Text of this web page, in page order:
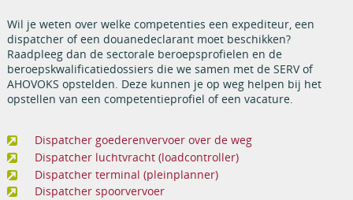
Wil je weten over welke competenties een expediteur, een
dispatcher of een douanedeclarant moet beschikken?
Raadpleeg dan de sectorale beroepsprofielen en de
beroepskwalificatiedossiers die we samen met de SERV of
AHOVOKS opstelden. Deze kunnen je op weg helpen bij het
opstellen van een competentieprofiel of een vacature.
Dispatcher goederenvervoer over de weg
Dispatcher luchtvracht (loadcontroller)
Dispatcher terminal (pleinplanner)
Dispatcher spoorvervoer